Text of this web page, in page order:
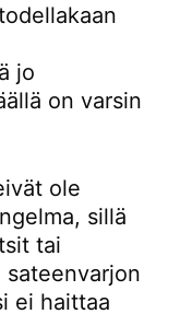
jo
on varsin
ole
sillä
tai
sateenvarjon
ei haittaa